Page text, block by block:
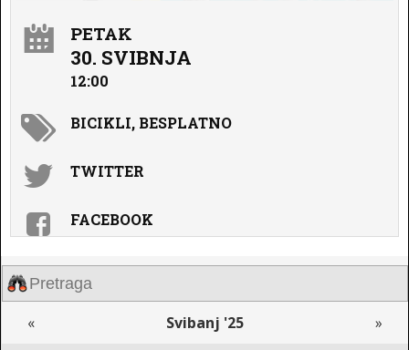
PETAK
30. SVIBNJA
12:00
BICIKLI, BESPLATNO
TWITTER
FACEBOOK
« Svibanj '25 »